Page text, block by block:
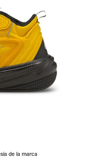
de la marca